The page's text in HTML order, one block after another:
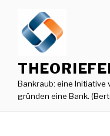
springen
Bankraub: eine Initiative
gründen eine Bank.